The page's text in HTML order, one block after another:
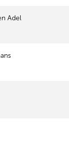
Adel